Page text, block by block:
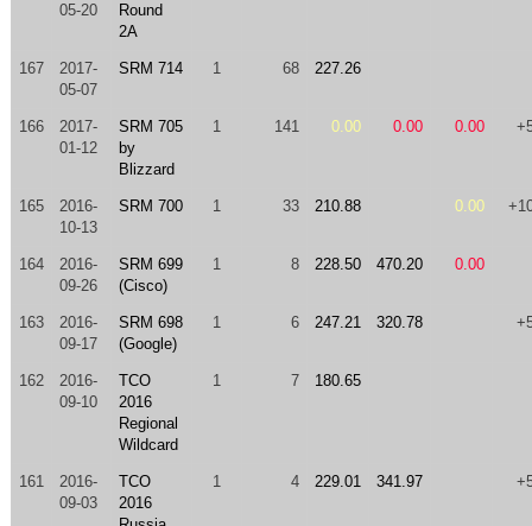
05-20
Round
2A
167
2017-
05-07
SRM 714 1 68 227.26
166
2017-
01-12
SRM 705
by
Blizzard
1 141 0.00 0.00 0.00
165
2016-
10-13
SRM 700 1 33 210.88 0.00
164
2016-
09-26
SRM 699
(Cisco)
1 8 228.50 470.20 0.00
163
2016-
09-17
SRM 698
(Google)
1 6 247.21 320.78
162
2016-
09-10
TCO
2016
Regional
Wildcard
1 7 180.65
161
2016-
09-03
TCO
2016
1 4 229.01 341.97